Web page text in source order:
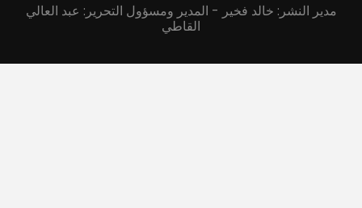
مدير النشر: خالد فخير - المدير ومسؤول التحرير: عبد العالي
القاطي